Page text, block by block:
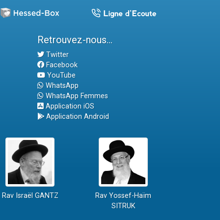
Retrouvez-nous...
Twitter
Facebook
YouTube
WhatsApp
WhatsApp Femmes
Application iOS
Application Android
Rav Israël GANTZ
Rav Yossef-Haïm
SITRUK